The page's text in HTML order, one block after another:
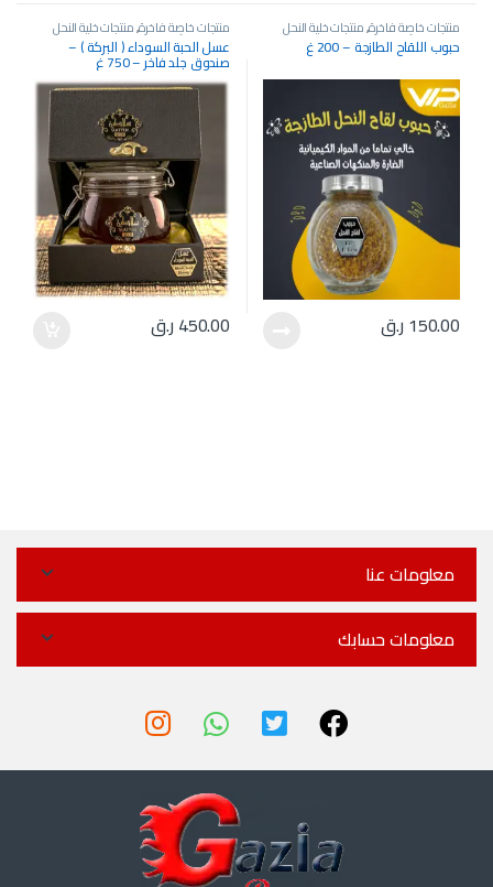
منتجات خاصة فاخرة,منتجات خلية النحل
والعسل الأصلية
حبوب اللقاح الطازجة – 200 غ
150.00 ر.ق
منتجات خاصة فاخرة,منتجات خلية النحل
والعسل الأصلية
عسل الحبة السوداء ( البركة ) –
صندوق جلد فاخر – 750 غ
450.00 ر.ق
معلومات عنا
معلومات حسابك